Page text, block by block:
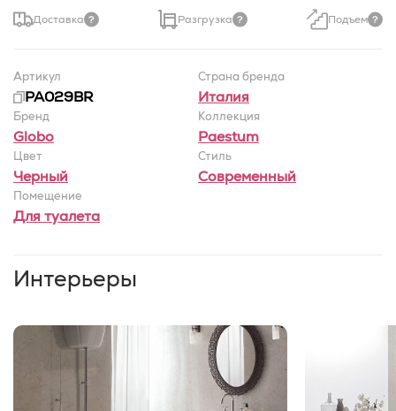
Доставка Разгрузка Подъем
Артикул
PA029BR
Страна бренда
Италия
Бренд
Globo
Коллекция
Paestum
Цвет
Черный
Стиль
Современный
Помещение
Для туалета
Интерьеры